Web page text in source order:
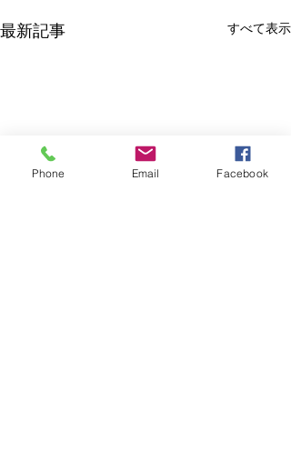
最新記事 すべて表示
Phone Email Facebook